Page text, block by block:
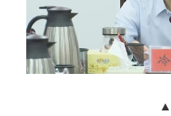
▲